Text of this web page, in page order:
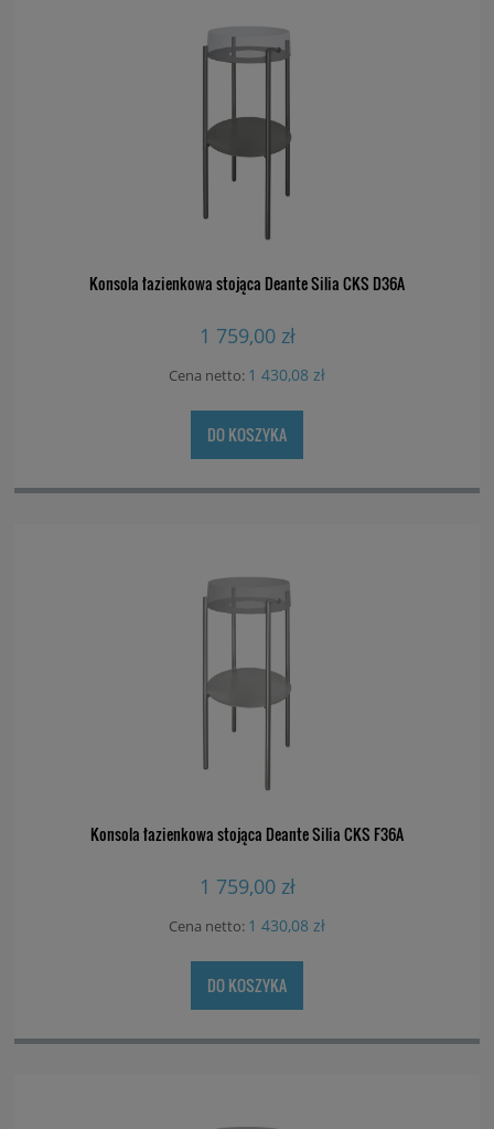
Konsola łazienkowa stojąca Deante Silia CKS D36A
1 759,00 zł
Cena netto: 1 430,08 zł
DO KOSZYKA
Konsola łazienkowa stojąca Deante Silia CKS F36A
1 759,00 zł
Cena netto: 1 430,08 zł
DO KOSZYKA